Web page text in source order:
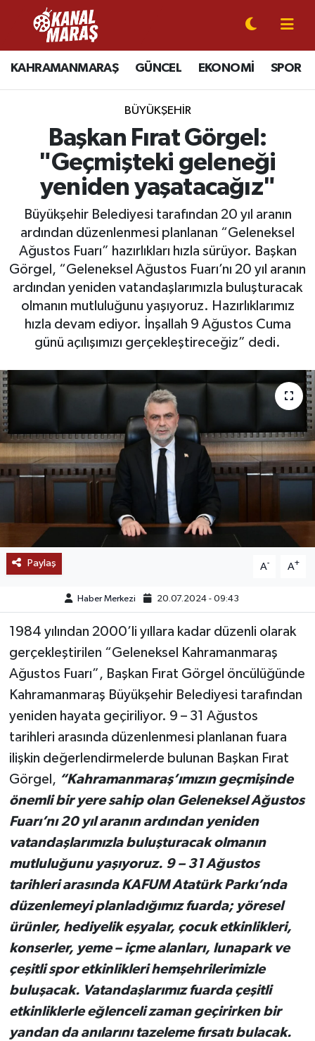
KAHRAMANMARAŞ GÜNCEL EKONOMİ SPOR
BÜYÜKŞEHİR
Başkan Fırat Görgel:
"Geçmişteki geleneği
yeniden yaşatacağız"
Büyükşehir Belediyesi tarafından 20 yıl aranın
ardından düzenlenmesi planlanan “Geleneksel
Ağustos Fuarı” hazırlıkları hızla sürüyor. Başkan
Görgel, “Geleneksel Ağustos Fuarı’nı 20 yıl aranın
ardından yeniden vatandaşlarımızla buluşturacak
olmanın mutluluğunu yaşıyoruz. Hazırlıklarımız
hızla devam ediyor. İnşallah 9 Ağustos Cuma
günü açılışımızı gerçekleştireceğiz” dedi.
Paylaş A- A+
Haber Merkezi 20.07.2024 - 09:43
1984 yılından 2000’li yıllara kadar düzenli olarak
gerçekleştirilen “Geleneksel Kahramanmaraş
Ağustos Fuarı”, Başkan Fırat Görgel öncülüğünde
Kahramanmaraş Büyükşehir Belediyesi tarafından
yeniden hayata geçiriliyor. 9 – 31 Ağustos
tarihleri arasında düzenlenmesi planlanan fuara
ilişkin değerlendirmelerde bulunan Başkan Fırat
Görgel, “Kahramanmaraş’ımızın geçmişinde
önemli bir yere sahip olan Geleneksel Ağustos
Fuarı’nı 20 yıl aranın ardından yeniden
vatandaşlarımızla buluşturacak olmanın
mutluluğunu yaşıyoruz. 9 – 31 Ağustos
tarihleri arasında KAFUM Atatürk Parkı’nda
düzenlemeyi planladığımız fuarda; yöresel
ürünler, hediyelik eşyalar, çocuk etkinlikleri,
konserler, yeme – içme alanları, lunapark ve
çeşitli spor etkinlikleri hemşehrilerimizle
buluşacak. Vatandaşlarımız fuarda çeşitli
etkinliklerle eğlenceli zaman geçirirken bir
yandan da anılarını tazeleme fırsatı bulacak.
CANLI YAYIN
KAHRAMANMARAŞ
SPOR
SİYASET
EKONOMİ
GÜNDEM
MAGAZİN
SAĞLIK
EĞİTİM
KEŞFET
POPÜLER
TREND
MEDYA
OTOMOTİV
TEKNOLOJİ
YAŞAM
KÜLTÜR SANAT
Kahramanmaraş Nöbetçi Eczaneler
Kahramanmaraş Hava Durumu
Kahramanmaraş Trafik Yoğunluk Haritası
Süper Lig Puan Durumu ve Fikstür
Tüm Manşetler
Son Dakika Haberleri
Haber Arşivi